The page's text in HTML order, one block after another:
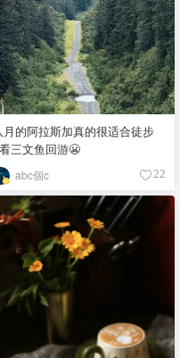
月的阿拉斯加真的很适合徒步
三文鱼回游😬
abc個c 22